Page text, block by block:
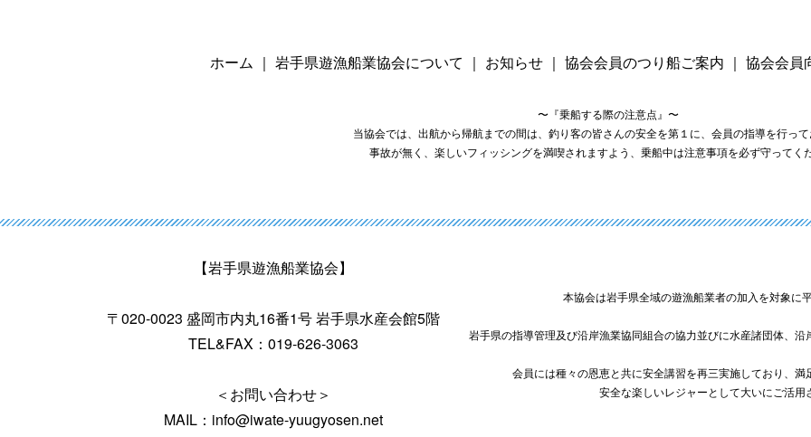
ホーム ｜ 岩手県遊漁船業協会について ｜ お知らせ ｜ 協会会員のつり船ご案内 ｜ 協会会員
〜『乗船する際の注意点』〜
当協会では、出航から帰航までの間は、釣り客の皆さんの安全を第１に、会員の指導を行っ
事故が無く、楽しいフィッシングを満喫されますよう、乗船中は注意事項を必ず守ってく
【岩手県遊漁船業協会】
〒020-0023 盛岡市内丸16番1号 岩手県水産会館5階
TEL&FAX：019-626-3063
＜お問い合わせ＞
MAIL：info@iwate-yuugyosen.net
本協会は岩手県全域の遊漁船業者の加入を対象に
岩手県の指導管理及び沿岸漁業協同組合の協力並びに水産諸団体、
会員には種々の恩恵と共に安全講習を再三実施しており、
安全な楽しいレジャーとして大いにご活